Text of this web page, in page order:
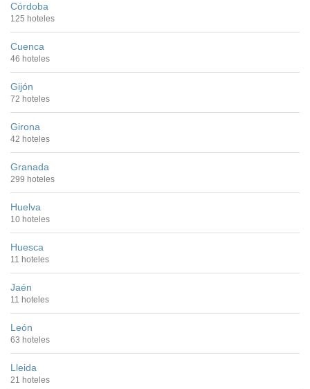
Córdoba
125 hoteles
Cuenca
46 hoteles
Gijón
72 hoteles
Girona
42 hoteles
Granada
299 hoteles
Huelva
10 hoteles
Huesca
11 hoteles
Jaén
11 hoteles
León
63 hoteles
Lleida
21 hoteles